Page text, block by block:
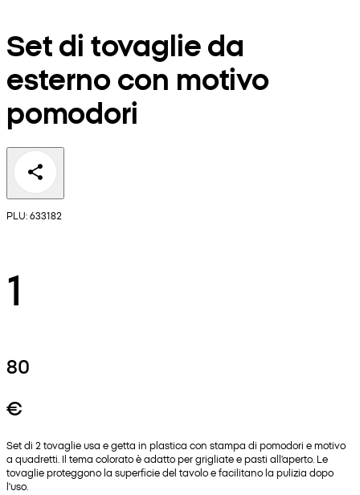
Set di tovaglie da
esterno con motivo
pomodori
PLU: 633182
1
80
€
Set di 2 tovaglie usa e getta in plastica con stampa di pomodori e motivo
a quadretti. Il tema colorato è adatto per grigliate e pasti all'aperto. Le
tovaglie proteggono la superficie del tavolo e facilitano la pulizia dopo
l'uso.